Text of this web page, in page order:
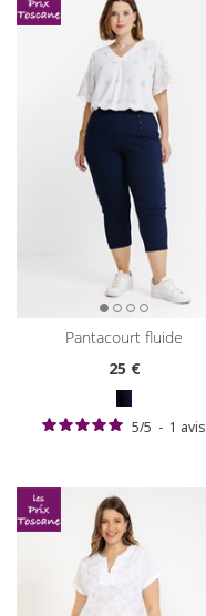
pantacourt fluide
25€
5/5 - 1 avis